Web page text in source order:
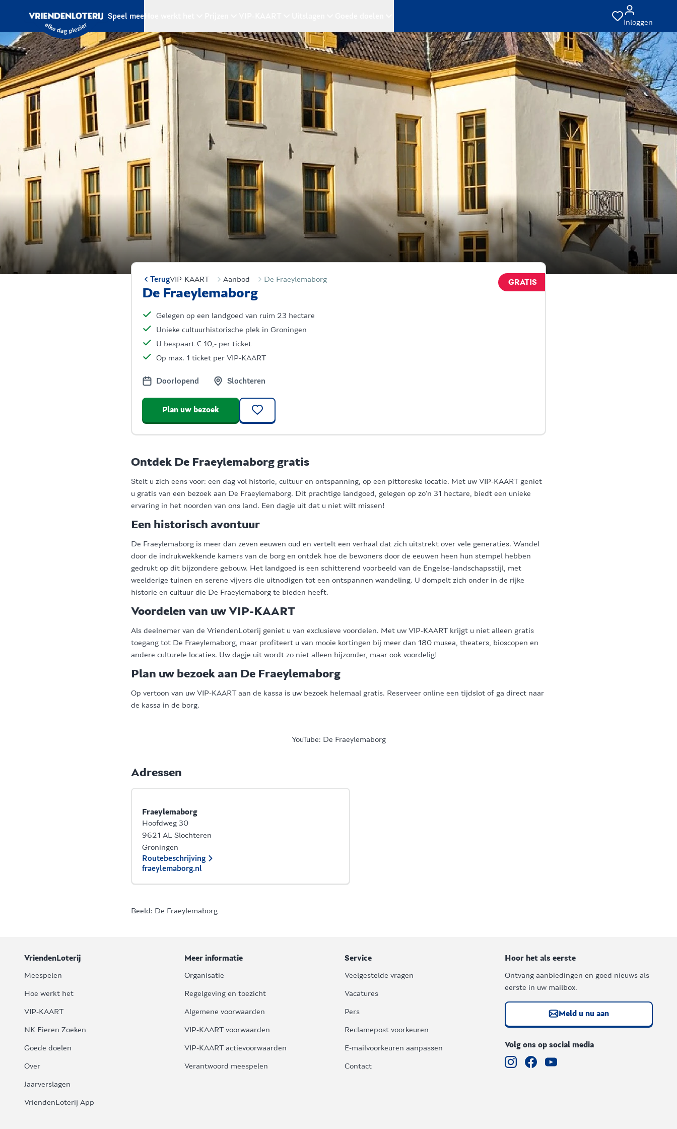
Speel mee
Inloggen
TerugVIP-KAART Aanbod De Fraeylemaborg
De Fraeylemaborg
GRATIS
Gelegen op een landgoed van ruim 23 hectare
Unieke cultuurhistorische plek in Groningen
U bespaart € 10,- per ticket
Op max. 1 ticket per VIP-KAART
Doorlopend Slochteren
Plan uw bezoek
Ontdek De Fraeylemaborg gratis
Stelt u zich eens voor: een dag vol historie, cultuur en ontspanning, op een pittoreske locatie. Met uw VIP-KAART geniet
u gratis van een bezoek aan De Fraeylemaborg. Dit prachtige landgoed, gelegen op zo'n 31 hectare, biedt een unieke
ervaring in het noorden van ons land. Een dagje uit dat u niet wilt missen!
Een historisch avontuur
De Fraeylemaborg is meer dan zeven eeuwen oud en vertelt een verhaal dat zich uitstrekt over vele generaties. Wandel
door de indrukwekkende kamers van de borg en ontdek hoe de bewoners door de eeuwen heen hun stempel hebben
gedrukt op dit bijzondere gebouw. Het landgoed is een schitterend voorbeeld van de Engelse-landschapsstijl, met
weelderige tuinen en serene vijvers die uitnodigen tot een ontspannen wandeling. U dompelt zich onder in de rijke
historie en cultuur die De Fraeylemaborg te bieden heeft.
Voordelen van uw VIP-KAART
Als deelnemer van de VriendenLoterij geniet u van exclusieve voordelen. Met uw VIP-KAART krijgt u niet alleen gratis
toegang tot De Fraeylemaborg, maar profiteert u van mooie kortingen bij meer dan 180 musea, theaters, bioscopen en
andere culturele locaties. Uw dagje uit wordt zo niet alleen bijzonder, maar ook voordelig!
Plan uw bezoek aan De Fraeylemaborg
Op vertoon van uw VIP-KAART aan de kassa is uw bezoek helemaal gratis. Reserveer online een tijdslot of ga direct naar
de kassa in de borg.
YouTube: De Fraeylemaborg
Adressen
Fraeylemaborg
Hoofdweg 30
9621 AL Slochteren
Groningen
Routebeschrijving
fraeylemaborg.nl
Beeld: De Fraeylemaborg
VriendenLoterij
Meespelen
Hoe werkt het
VIP-KAART
NK Eieren Zoeken
Goede doelen
Over
Jaarverslagen
VriendenLoterij App
Meer informatie
Organisatie
Regelgeving en toezicht
Algemene voorwaarden
VIP-KAART voorwaarden
VIP-KAART actievoorwaarden
Verantwoord meespelen
Service
Veelgestelde vragen
Vacatures
Pers
Reclamepost voorkeuren
E-mailvoorkeuren aanpassen
Contact
Hoor het als eerste
Ontvang aanbiedingen en goed nieuws als
eerste in uw mailbox.
Meld u nu aan
Volg ons op social media